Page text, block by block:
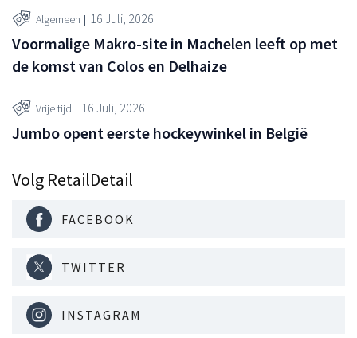
Algemeen 16 Juli, 2026
Voormalige Makro-site in Machelen leeft op met
de komst van Colos en Delhaize
Vrije tijd 16 Juli, 2026
Jumbo opent eerste hockeywinkel in België
Volg RetailDetail
FACEBOOK
TWITTER
INSTAGRAM